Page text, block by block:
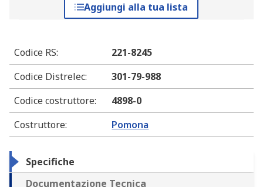
Aggiungi alla tua lista
Codice RS:
221-8245
Codice Distrelec:
301-79-988
Codice costruttore:
4898-0
Costruttore: Pomona
Specifiche
Documentazione Tecnica